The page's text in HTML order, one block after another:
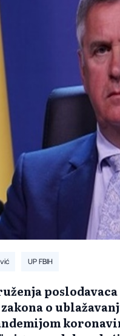
UP FBIH
zakona o